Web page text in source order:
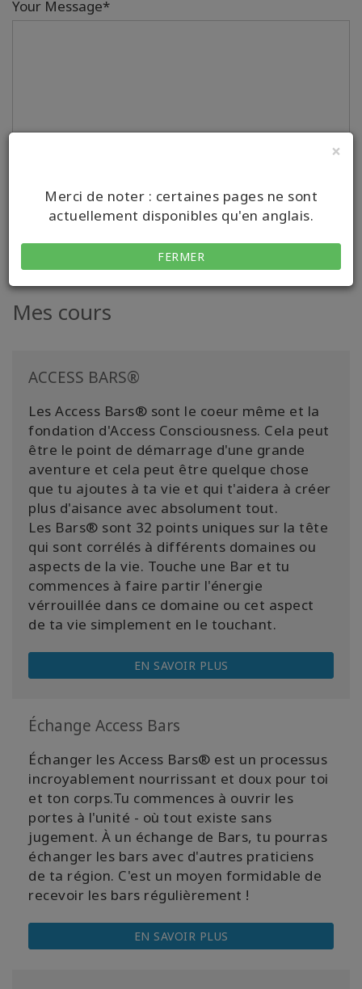
×
Merci de noter : certaines pages ne sont
actuellement disponibles qu'en anglais.
FERMER
Your Message*
and Terms of Service apply.
SEND MESSAGE
Mes cours
ACCESS BARS®
Les Access Bars® sont le coeur même et la
fondation d'Access Consciousness. Cela peut
être le point de démarrage d'une grande
aventure et cela peut être quelque chose
que tu ajoutes à ta vie et qui t'aidera à créer
plus d'aisance avec absolument tout.
Les Bars® sont 32 points uniques sur la tête
qui sont corrélés à différents domaines ou
aspects de la vie. Touche une Bar et tu
commences à faire partir l'énergie
vérrouillée dans ce domaine ou cet aspect
de ta vie simplement en le touchant.
EN SAVOIR PLUS
Échange Access Bars
Échanger les Access Bars® est un processus
incroyablement nourrissant et doux pour toi
et ton corps.Tu commences à ouvrir les
portes à l'unité - où tout existe sans
jugement. À un échange de Bars, tu pourras
échanger les bars avec d'autres praticiens
de ta région. C'est un moyen formidable de
recevoir les bars régulièrement !
EN SAVOIR PLUS